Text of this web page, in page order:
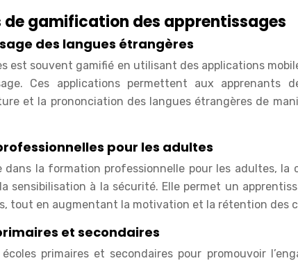
de gamification des apprentissages
des langues étrangères
est souvent gamifié en utilisant des applications
Ces applications permettent aux apprenants
et la prononciation des langues étrangères de
pour les adultes
la formation professionnelle pour les adultes, la
sensibilisation à la sécurité. Elle permet un
tout en augmentant la motivation et la rétention des
et secondaires
primaires et secondaires pour promouvoir